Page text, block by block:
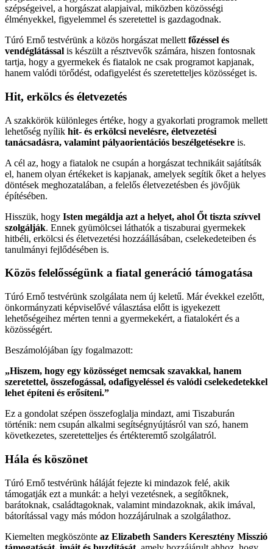
szépségeivel, a horgászat alapjaival, miközben közösségi
élményekkel, figyelemmel és szeretettel is gazdagodnak.
Túró Ernő testvérünk a közös horgászat mellett főzéssel és
vendéglátással is készült a résztvevők számára, hiszen fontosnak
tartja, hogy a gyermekek és fiatalok ne csak programot kapjanak,
hanem valódi törődést, odafigyelést és szeretetteljes közösséget is.
Hit, erkölcs és életvezetés
A szakkörök különleges értéke, hogy a gyakorlati programok mellett
lehetőség nyílik hit- és erkölcsi nevelésre, életvezetési
tanácsadásra, valamint pályaorientációs beszélgetésekre is.
A cél az, hogy a fiatalok ne csupán a horgászat technikáit sajátítsák
el, hanem olyan értékeket is kapjanak, amelyek segítik őket a helyes
döntések meghozatalában, a felelős életvezetésben és jövőjük
építésében.
Hisszük, hogy Isten megáldja azt a helyet, ahol Őt tiszta szívvel
szolgálják. Ennek gyümölcsei láthatók a tiszaburai gyermekek
hitbéli, erkölcsi és életvezetési hozzáállásában, cselekedeteiben és
tanulmányi fejlődésében is.
Közös felelősségünk a fiatal generáció támogatása
Túró Ernő testvérünk szolgálata nem új keletű. Már évekkel ezelőtt,
önkormányzati képviselővé választása előtt is igyekezett
lehetőségeihez mérten tenni a gyermekekért, a fiatalokért és a
közösségért.
Beszámolójában így fogalmazott:
„Hiszem, hogy egy közösséget nemcsak szavakkal, hanem
szeretettel, összefogással, odafigyeléssel és valódi cselekedetekkel
lehet építeni és erősíteni.”
Ez a gondolat szépen összefoglalja mindazt, ami Tiszaburán
történik: nem csupán alkalmi segítségnyújtásról van szó, hanem
következetes, szeretetteljes és értékteremtő szolgálatról.
Hála és köszönet
Túró Ernő testvérünk háláját fejezte ki mindazok felé, akik
támogatják ezt a munkát: a helyi vezetésnek, a segítőknek,
barátoknak, családtagoknak, valamint mindazoknak, akik imával,
bátorítással vagy más módon hozzájárulnak a szolgálathoz.
Kiemelten megköszönte az Elizabeth Sanders Keresztény Misszió